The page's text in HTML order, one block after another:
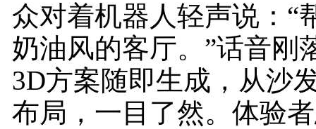
众对着机器人轻声说：“
奶油风的客厅。”话音刚
3D方案随即生成，从沙
布局，一目了然。体验